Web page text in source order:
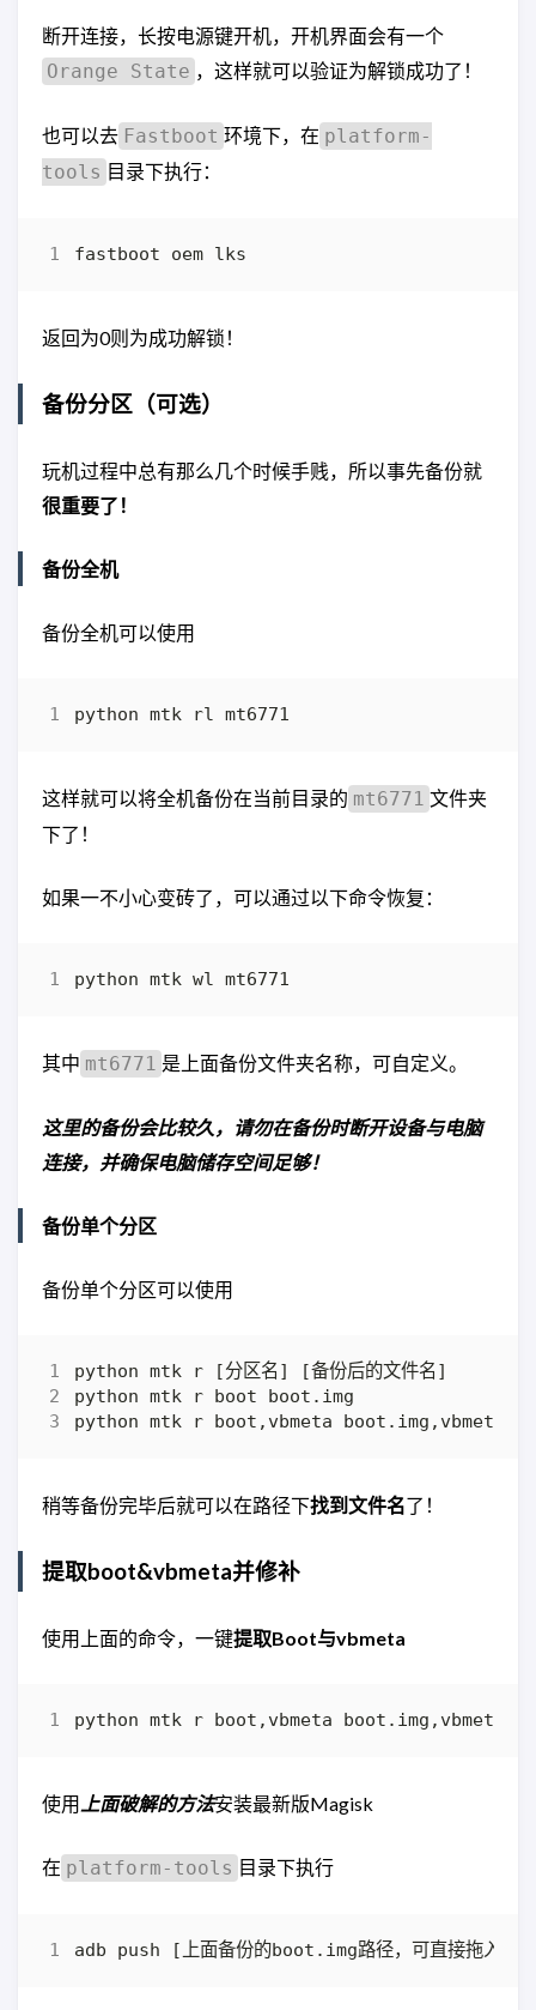
断开连接，长按电源键开机，开机界面会有一个
Orange State ，这样就可以验证为解锁成功了！
也可以去 Fastboot 环境下，在 platform-
tools 目录下执行：
返回为0则为成功解锁！
备份分区（可选）
玩机过程中总有那么几个时候手贱，所以事先备份就
很重要了！
备份全机
备份全机可以使用
这样就可以将全机备份在当前目录的 mt6771 文件夹
下了！
如果一不小心变砖了，可以通过以下命令恢复：
其中 mt6771 是上面备份文件夹名称，可自定义。
这里的备份会比较久，请勿在备份时断开设备与电脑
连接，并确保电脑储存空间足够！
备份单个分区
备份单个分区可以使用
稍等备份完毕后就可以在路径下找到文件名了！
提取boot&vbmeta并修补
使用上面的命令，一键提取Boot与vbmeta
使用 上面破解的方法安装最新版Magisk
在 platform-tools 目录下执行